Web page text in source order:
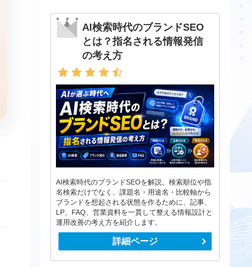
AI検索時代のブランドSEO
とは？指名される情報発信
の考え方
AI検索時代のブランドSEOを解説。検索順位や指
名検索だけでなく、課題名・用途名・比較軸から
ブランドを想起される状態を作るために、記事、
LP、FAQ、営業資料を一貫して整える情報設計と
運用改善の考え方を紹介します。
詳細ページ